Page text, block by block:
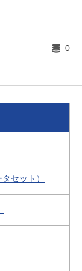
0
セット）